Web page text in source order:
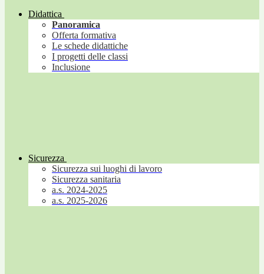
Didattica
Panoramica
Offerta formativa
Le schede didattiche
I progetti delle classi
Inclusione
Sicurezza
Sicurezza sui luoghi di lavoro
Sicurezza sanitaria
a.s. 2024-2025
a.s. 2025-2026